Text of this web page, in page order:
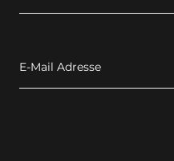
E-Mail Adresse